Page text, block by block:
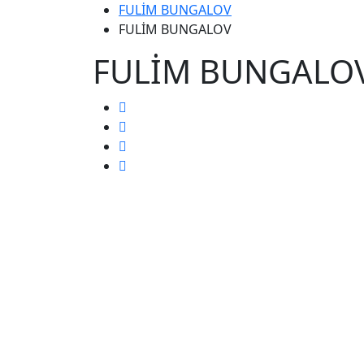
FULİM BUNGALOV
FULİM BUNGALOV
FULİM